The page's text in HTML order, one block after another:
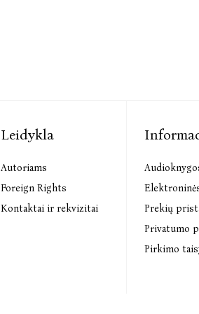
Leidykla
Autoriams
Foreign Rights
Kontaktai ir rekvizitai
Prekių
Privatumo
Pirkimo